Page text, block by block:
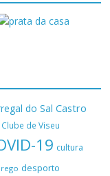
do Sal Castro
Clube de Viseu
19 cultura
desporto